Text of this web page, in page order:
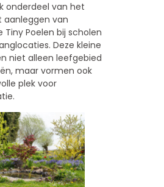
onderdeel van het
aanleggen van
Tiny Poelen bij scholen
Deze kleine
niet alleen leefgebied
maar vormen ook
plek voor